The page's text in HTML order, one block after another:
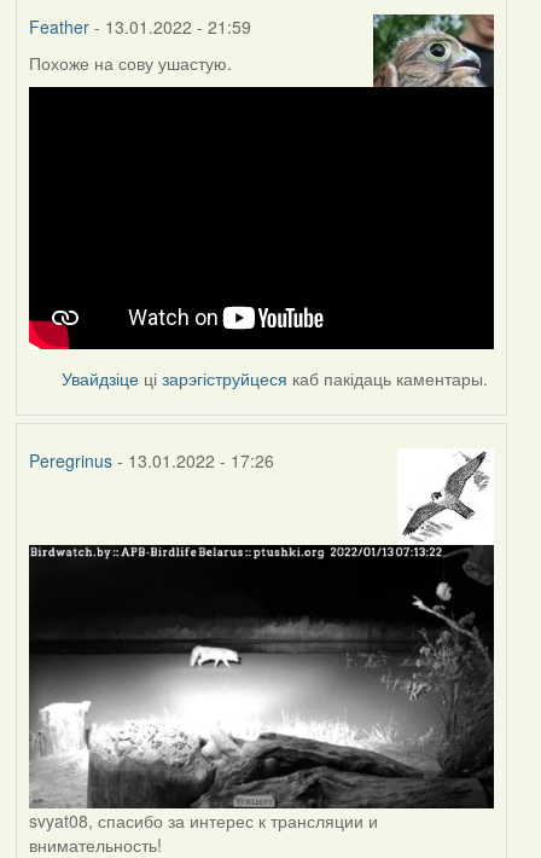
Feather- 13.01.2022 - 21:59
Похоже на сову ушастую.
Увайдзіце цізарэгіструйцеся каб пакідаць каментары.
Peregrinus- 13.01.2022 - 17:26
svyat08, спасибо за интерес к трансляции и
внимательность!